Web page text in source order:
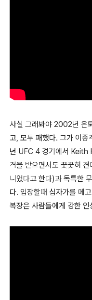
사실 그래봐야 2002년 은
고, 모두 패했다. 그가 이
년 UFC 4 경기에서 Keith
격을 받으면서도 꿋꿋히
니었다고 한다)과 독특한
다. 입장할때 십자가를 메
복장은 사람들에게 강한